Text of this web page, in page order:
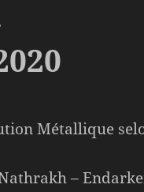
Métallique
–